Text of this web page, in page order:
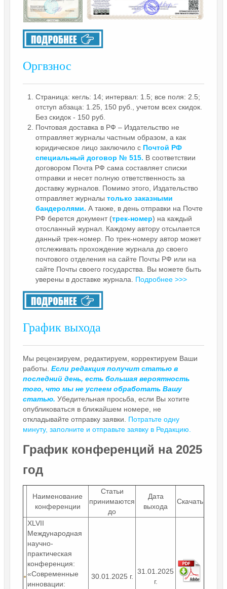
Оргвзнос
Страница: кегль: 14; интервал: 1.5; все поля: 2.5;
отступ абзаца: 1.25, 150 руб., учетом всех скидок.
Без скидок - 150 руб.
Почтовая доставка в РФ – Издательство не
отправляет журналы частным образом, а как
юридическое лицо заключило с Почтой РФ
специальный договор № 515. В соответствии
договором Почта РФ сама составляет списки
отправки и несет полную ответственность за
доставку журналов. Помимо этого, Издательство
отправляет журналы только заказными
бандеролями. А также, в день отправки на Почте
РФ берется документ (трек-номер) на каждый
отосланный журнал. Каждому автору отсылается
данный трек-номер. По трек-номеру автор может
отслеживать прохождение журнала до своего
почтового отделения на сайте Почты РФ или на
сайте Почты своего государства. Вы можете быть
уверены в доставке журнала. Подробнее >>>
График выхода
Мы рецензируем, редактируем, корректируем Ваши
работы. Если редакция получит статью в
последний день, есть большая вероятность
того, что мы не успеем обработать Вашу
статью. Убедительная просьба, если Вы хотите
опубликоваться в ближайшем номере, не
откладывайте отправку заявки. Потратьте одну
минуту, заполните и отправьте заявку в Редакцию.
График конференций на 2025
год
Наименование
конференции
Статьи
принимаются
до
Дата
выхода
Скачать
XLVII
Международная
научно-
практическая
конференция:
«Современные
инновации:
30.01.2025 г.
31.01.2025
г.